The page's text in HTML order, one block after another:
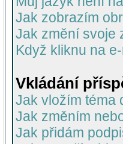
Jak zobrazím
Jak změní svoje
Když kliknu na
Vkládání
Jak vložím téma
Jak změním
Jak přidám